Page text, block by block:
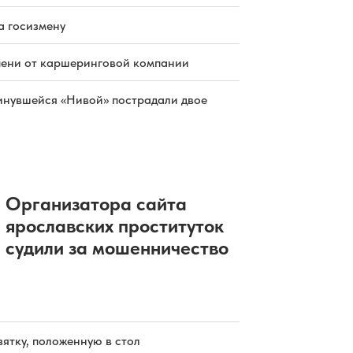
госизмену
от каршеринговой компании
«Нивой» пострадали двое
Организатора сайта
ярославских проституток
судили за мошенничество
положенную в стол